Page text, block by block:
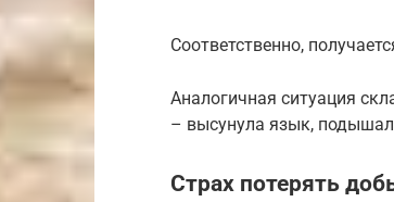
Соответственно,
Аналогичная ситуация
– высунула язык,
Страх потерять